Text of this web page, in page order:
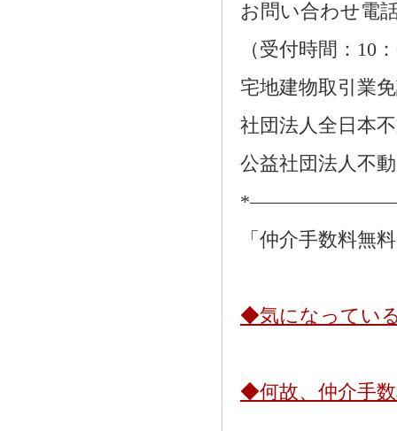
お問い合わせ電
（受付時間：10
宅地建物取引業
社団法人全日本
公益社団法人不
「仲介手数料無
◆気になってい
◆何故、仲介手